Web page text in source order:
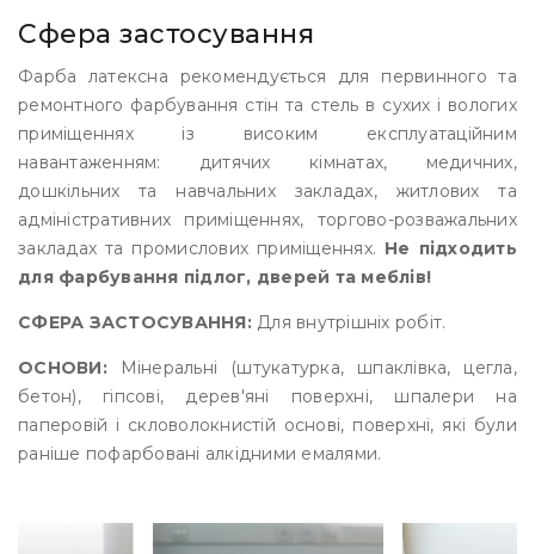
Сфера застосування
Фарба латексна рекомендується для первинного та
ремонтного фарбування стін та стель в сухих і вологих
приміщеннях із високим експлуатаційним
навантаженням: дитячих кімнатах, медичних,
дошкільних та навчальних закладах, житлових та
адміністративних приміщеннях, торгово-розважальних
закладах та промислових приміщеннях. Не підходить
для фарбування підлог, дверей та меблів!
СФЕРА ЗАСТОСУВАННЯ: Для внутрішніх робіт.
ОСНОВИ:Мінеральні (штукатурка, шпаклівка, цегла,
бетон), гіпсові, дерев'яні поверхні, шпалери на
паперовій і скловолокнистій основі, поверхні, які були
раніше пофарбовані алкідними емалями.